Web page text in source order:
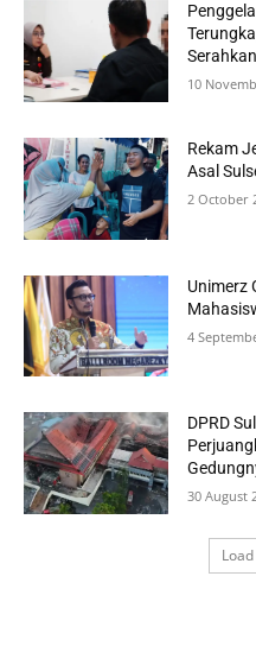
10
Rekam
Asal
2 October
Unimerz
4
DPRD
30 August